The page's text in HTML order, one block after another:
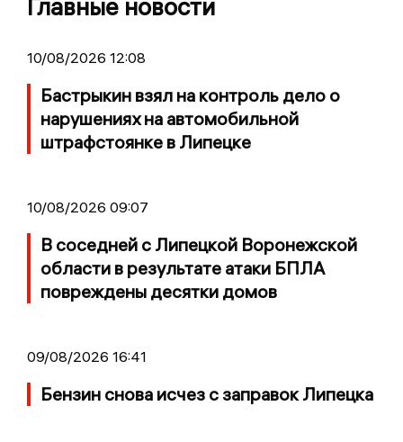
Главные новости
10/08/2026 12:08
Бастрыкин взял на контроль дело о
нарушениях на автомобильной
штрафстоянке в Липецке
10/08/2026 09:07
В соседней с Липецкой Воронежской
области в результате атаки БПЛА
повреждены десятки домов
09/08/2026 16:41
Бензин снова исчез с заправок Липецка